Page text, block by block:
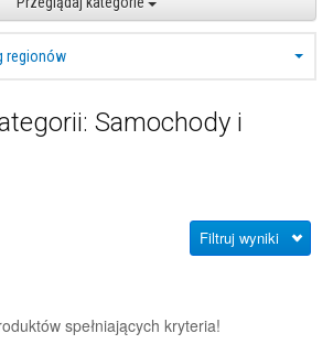
regionów
Samochody i
Filtruj wyniki
spełniających kryteria!